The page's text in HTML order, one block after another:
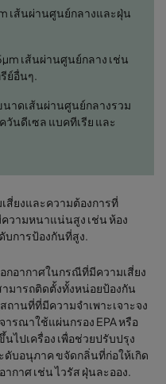
เส้นผ่านศูนย์กลางและฝุ่น
เส้นผ่านศูนย์กลาง เช่น
ย์อื่นๆ.
นาดเส้นผ่านศูนย์กลางรวม
วันดีเซล แบคทีเรีย และ
สี่ยงและความต้องการที่
วามหนาแน่นสูง เช่น ห้อง
บการป้องกันที่สูง.
กอากาศในกรณีที่มีความเสี่ยง
มารถติดตั้งทั้งหน่อยป้องกัน
ถานที่ที่มีความจำเพาะเจาะจง
รณาใช้แผ่นกรอง EPA หรือ
ไปเครื่อง เพื่อช่วยปรับปรุง
บอนุภาค ขจัดกลิ่นที่ก่อให้เกิด
กาศ เช่น ไวรัส ฝุ่นละออง.